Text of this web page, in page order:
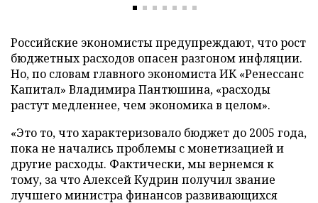
Российские экономисты предупреждают, что рост
бюджетных расходов опасен разгоном инфляции.
Но, по словам главного экономиста ИК «Ренессанс
Капитал» Владимира Пантюшина, «расходы
растут медленнее, чем экономика в целом».
«Это то, что характеризовало бюджет до 2005 года,
пока не начались проблемы с монетизацией и
другие расходы. Фактически, мы вернемся к
тому, за что Алексей Кудрин получил звание
лучшего министра финансов развивающихся